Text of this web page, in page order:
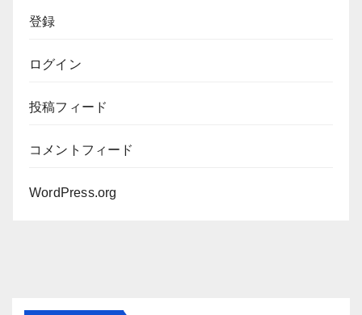
登録
ログイン
投稿フィード
コメントフィード
WordPress.org